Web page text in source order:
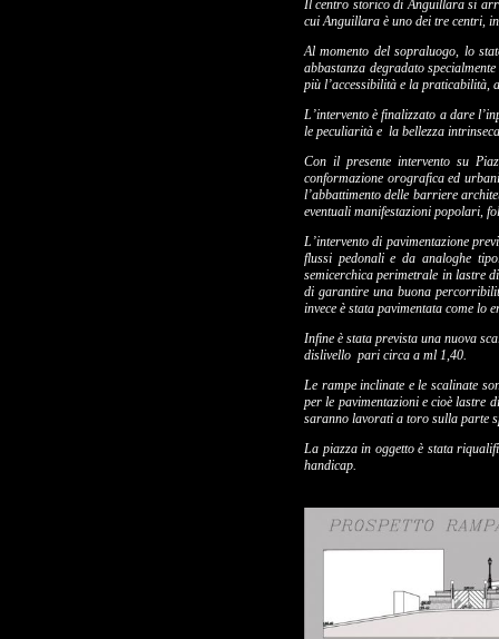
Il centro storico di Anguillara si
cui Anguillara è uno dei tre centri,
Al momento del sopraluogo, lo
abbastanza degradato
più l’accessibilità e la praticabilità,
L’intervento è finalizzato a dare
le peculiarità e la bellezza
Con il presente intervento su
conformazione orografica ed
l’abbattimento delle barriere
eventuali manifestazioni popolari,
L’intervento di pavimentazione
flussi pedonali e da analoghe
semicerchica perimetrale in lastre
di garantire una buona
invece è stata pavimentata come lo
Infine è stata prevista una nuova
dislivello pari circa a ml 1,40.
Le rampe inclinate e le scalinate
per le pavimentazioni e cioè lastre
saranno lavorati a toro sulla parte
La piazza in oggetto è stata
handicap.